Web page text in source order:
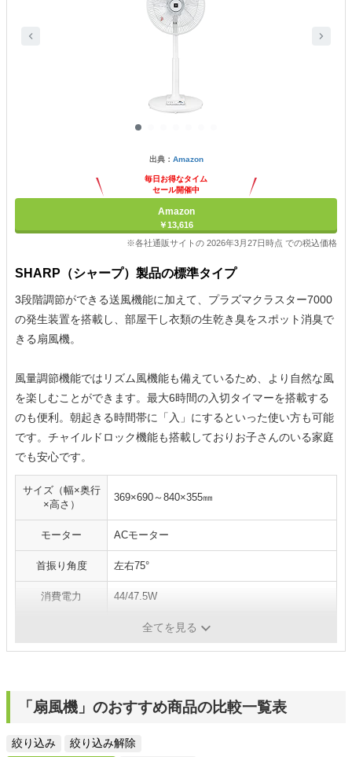
出典： Amazon
毎日お得なタイム
セール開催中
Amazon
￥13,616
※各社通販サイトの 2026年3月27日時点 での税込価格
SHARP（シャープ）製品の標準タイプ
3段階調節ができる送風機能に加えて、プラズマクラスター7000
の発生装置を搭載し、部屋干し衣類の生乾き臭をスポット消臭で
きる扇風機。
風量調節機能ではリズム風機能も備えているため、より自然な風
を楽しむことができます。最大6時間の入切タイマーを搭載する
のも便利。朝起きる時間帯に「入」にするといった使い方も可能
です。チャイルドロック機能も搭載しておりお子さんのいる家庭
でも安心です。
サイズ（幅×奥行
×高さ）
369×690～840×355㎜
モーター ACモーター
首振り角度 左右75°
消費電力 44/47.5W
全てを見る
「扇風機」のおすすめ商品の比較一覧表
絞り込み
絞り込み解除